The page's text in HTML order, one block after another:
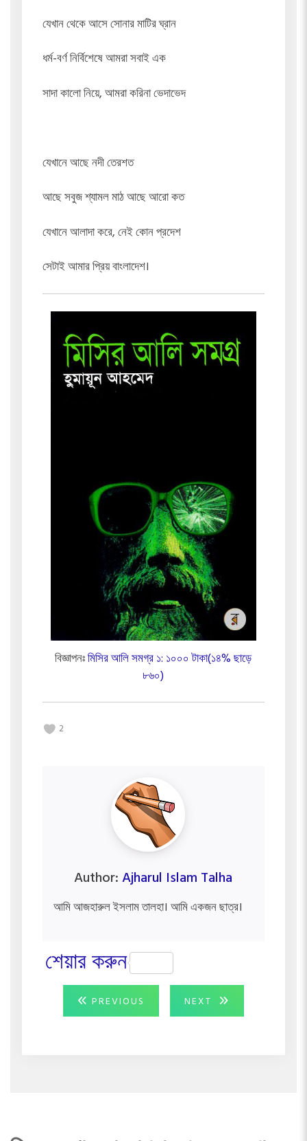
যেখান থেকে আসে সোনার মাটির ঘ্রান
ধর্ম-বর্ণ নির্বিশেষে আমরা সবাই এক
সাদা কালো নিয়ে, আমরা করিনা ভেদাভেদ
যেখানে আছে নদী তেরশত
আছে সবুজ শ্যামল মাঠ আছে আরো কত
যেখানে আলাদা করে, নেই কোন প্রদেশ
সেটাই আমার প্রিয় বাংলাদেশ।
বিজ্ঞাপনঃমিসির আলি সমগ্র ১: ১০০০ টাকা(১৪% ছাড়ে
৮৬০)
2
Author:Ajharul Islam Talha
আমি আজহারুল ইসলাম তালহা। আমি একজন ছাত্র।
শেয়ার করুন
Post
navigation
PREVIOUS PREVIOUS
POST:
NEXT
NEXT
POST: